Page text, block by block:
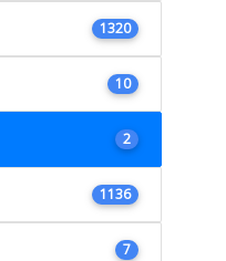
1320
10
2
1136
7